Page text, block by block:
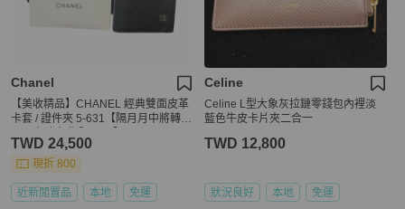
Chanel
【美收精品】CHANEL 經典雙面皮革
卡套 / 證件夾 5-631【隔月月中將轉賣
TWD 24,500
現折 800
近新閒置品 本地 免運
Celine
Celine L型大象灰拉鏈零錢包內裡淡
藍色牛皮卡片夾二合一
TWD 12,800
狀況良好 本地 免運